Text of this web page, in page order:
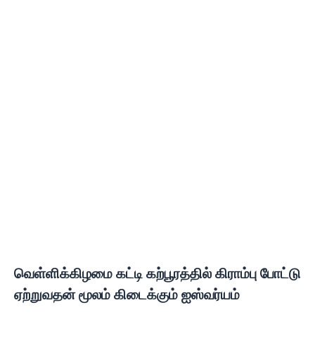
வெள்ளிக்கிழமை கட்டி கற்பூரத்தில் கிராம்பு போட்டு
ஏற்றுவதன் மூலம் கிடைக்கும் ஐஸ்வர்யம்